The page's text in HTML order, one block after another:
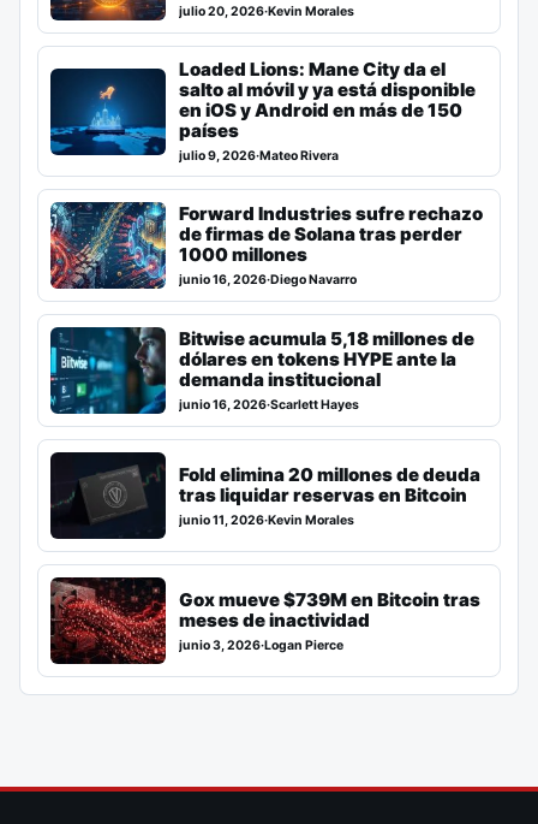
julio 20, 2026·Kevin Morales
Loaded Lions: Mane City da el
salto al móvil y ya está disponible
en iOS y Android en más de 150
países
julio 9, 2026·Mateo Rivera
Forward Industries sufre rechazo
de firmas de Solana tras perder
1000 millones
junio 16, 2026·Diego Navarro
Bitwise acumula 5,18 millones de
dólares en tokens HYPE ante la
demanda institucional
junio 16, 2026·Scarlett Hayes
Fold elimina 20 millones de deuda
tras liquidar reservas en Bitcoin
junio 11, 2026·Kevin Morales
Gox mueve $739M en Bitcoin tras
meses de inactividad
junio 3, 2026·Logan Pierce